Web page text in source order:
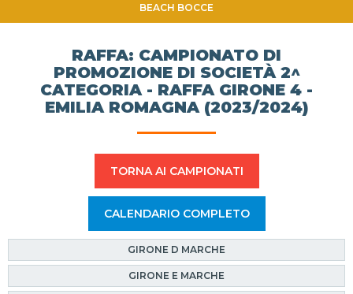
BEACH BOCCE
RAFFA: CAMPIONATO DI
PROMOZIONE DI SOCIETÀ 2^
CATEGORIA - RAFFA GIRONE 4 -
EMILIA ROMAGNA (2023/2024)
TORNA AI CAMPIONATI
CALENDARIO COMPLETO
GIRONE D MARCHE
GIRONE E MARCHE